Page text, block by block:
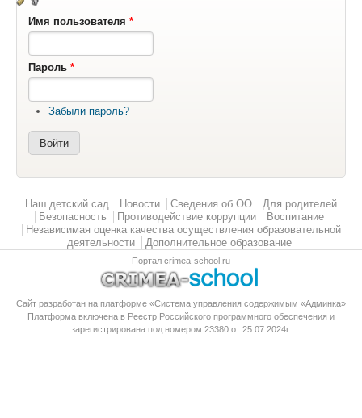
Имя пользователя *
Пароль *
Забыли пароль?
Главное меню
Наш детский сад Новости Сведения об ОО
Для родителей
Безопасность
Противодействие коррупции
Воспитание
Независимая оценка качества осуществления образовательной
деятельности
Дополнительное образование
Портал crimea-school.ru
Сайт разработан на платформе «Система управления содержимым «Админка»
Платформа включена в Реестр Российского программного обеспечения и
зарегистрирована под номером 23380 от 25.07.2024г.